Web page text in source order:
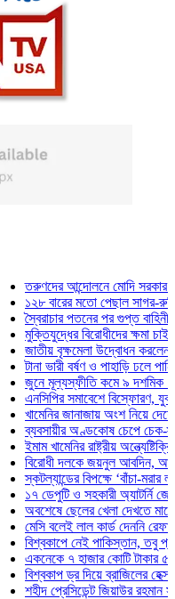
তরুণদের আন্দোলনে মোদি সরকার দুর্বল
১২৮ বারের মতো পেছাল সাগর-রুনি
স্বৈরাচার পতনের পর গুপ্ত বাহিনীর
মুক্তিযুদ্ধের বিরোধীদের ক্ষমা চাইতে
জাতীয় বৃক্ষমেলা উদ্বোধন করলেন
টানা ভারী বর্ষণ ও পাহাড়ি ঢলে পানিবন্দি
জুনে মূল্যস্ফীতি কমে ৯ দশমিক ১৬
এনসিপির সমাবেশে বিস্ফোরণ, যুবলীগের
খামেনির জানাজায় অংশ নিয়ে দেশে
ব্যবসায়ীর অণ্ডকোষ চেপে চেক-
ইমাম খামেনির রাষ্ট্রীয় অন্ত্যেষ্টিক্রিয়ায়
বিরোধী দলকে জয়নুল আবদিন, আপনারা
স্কটল্যান্ডের বিপক্ষে ‘বাঁচা-মরার
১৭ ডেপুটি ও সহকারী অ্যাটর্নি
অবশেষে ছেলের খেলা দেখতে মাঠে
মেসি বলেই লাল কার্ড দেননি রেফারি!
বিশ্বকাপে নেই পাকিস্তান, তবু প্রতিটি
একনেকে ৭ হাজার কোটি টাকার ৫
বিশ্বকাপ ড্র দিয়ে ব্রাজিলের হেক্সা মিশন
শহীদ প্রেসিডেন্ট জিয়াউর রহমান